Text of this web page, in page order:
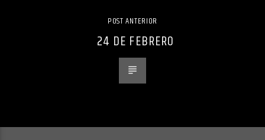
POST ANTERIOR
24 DE FEBRERO